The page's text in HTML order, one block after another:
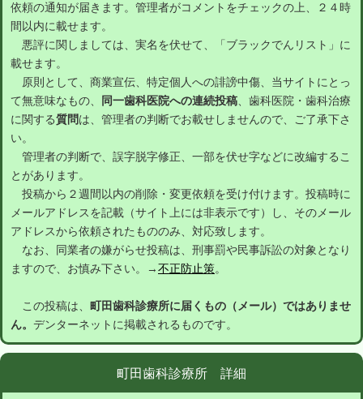
依頼の通知が届きます。管理者がコメントをチェックの上、２４時
間以内に載せます。
悪評に関しましては、実名を伏せて、「ブラックでんリスト」に
載せます。
原則として、商業宣伝、特定個人への誹謗中傷、当サイトにとっ
て無意味なもの、
同一歯科医院への連続投稿、歯科医院・歯科治療
に関する質問は、管理者の判断でお載せしませんので、ご了承下さ
い。
管理者の判断で、誤字脱字修正、一部を伏せ字などに改編するこ
とがあります。
投稿から２週間以内の削除・変更依頼を受け付けます。投稿時に
メールアドレスを記載（サイト上には非表示です）し、そのメール
アドレスから依頼されたもののみ、対応致します。
なお、同業者の嫌がらせ投稿は、刑事罰や民事訴訟の対象となり
ますので、お慎み下さい。→不正防止策。
この投稿は、 町田歯科診療所に届くもの（メール）ではありませ
ん。 デンターネットに掲載されるものです。
町田歯科診療所 詳細